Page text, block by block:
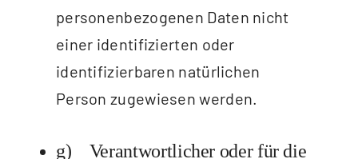
personenbezogenen Daten nicht
einer identifizierten oder
identifizierbaren natürlichen
Person zugewiesen werden.
g) Verantwortlicher oder für die